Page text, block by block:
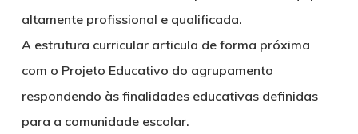
altamente profissional e qualificada.
A estrutura curricular articula de forma próxima
com o Projeto Educativo do agrupamento
respondendo às finalidades educativas definidas
para a comunidade escolar.